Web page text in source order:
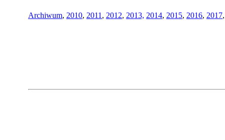
Archiwum, 2010, 2011 , 2012, 2013, 2014, 2015, 2016, 2017